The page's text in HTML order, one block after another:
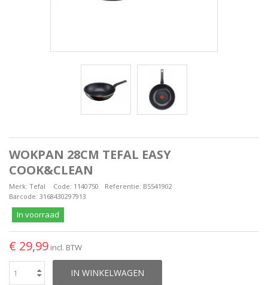
WOKPAN 28CM TEFAL EASY
COOK&CLEAN
Merk: Tefal Code: 1140750 Referentie: B5541902
Barcode: 3168430297913
In voorraad
€ 29,99 incl. BTW
IN WINKELWAGEN